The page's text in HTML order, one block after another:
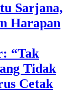
Sarjana,
Harapan
“Tak
Tidak
Cetak